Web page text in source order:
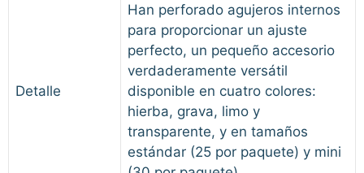
Detalle
Han perforado agujeros internos
para proporcionar un ajuste
perfecto, un pequeño accesorio
verdaderamente versátil
disponible en cuatro colores:
hierba, grava, limo y
transparente, y en tamaños
estándar (25 por paquete) y mini